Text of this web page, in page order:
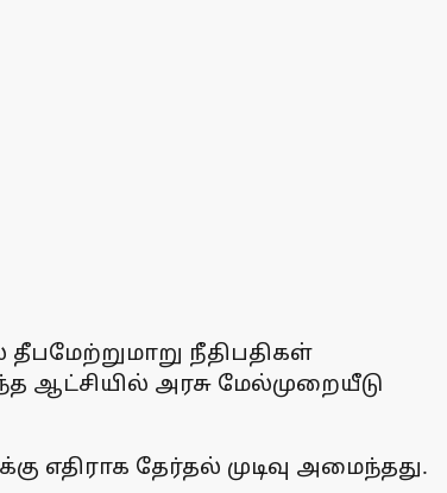
நீதிபதிகள்
ஆட்சியில் அரசு மேல்முறையீடு
எதிராக தேர்தல் முடிவு அமைந்தது.